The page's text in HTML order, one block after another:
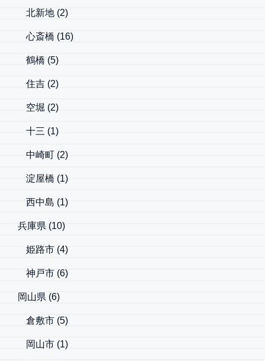
北新地 (2)
心斎橋 (16)
鶴橋 (5)
住吉 (2)
空堀 (2)
十三 (1)
中崎町 (2)
淀屋橋 (1)
西中島 (1)
兵庫県 (10)
姫路市 (4)
神戸市 (6)
岡山県 (6)
倉敷市 (5)
岡山市 (1)